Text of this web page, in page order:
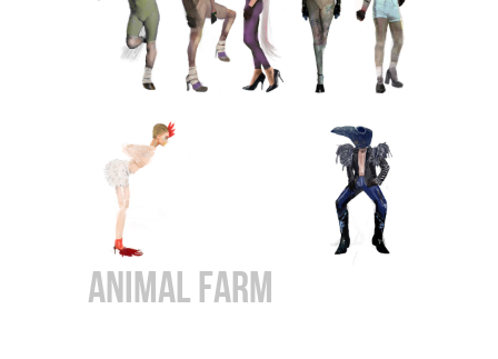
animal farm